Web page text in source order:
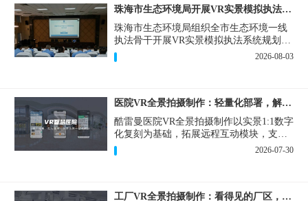
珠海市生态环境局开展VR实景模拟执法专题培训
珠海市生态环境局组织全市生态环境一线
执法骨干开展VR实景模拟执法系统规划建
设和教学培训，持续推进科技赋能生态环
境执法，夯实队伍办案“基本功”。
2026-08-03
医院VR全景拍摄制作：轻量化部署，解决医患真实痛点
酷雷曼医院VR全景拍摄制作以实景1:1数字
化复刻为基础，拓展远程互动模块，支持
定制，轻量化搭建部署，可挂载在公众
号、官网等线上平台。
2026-07-30
工厂VR全景拍摄制作：看得见的厂区，省下来的成本